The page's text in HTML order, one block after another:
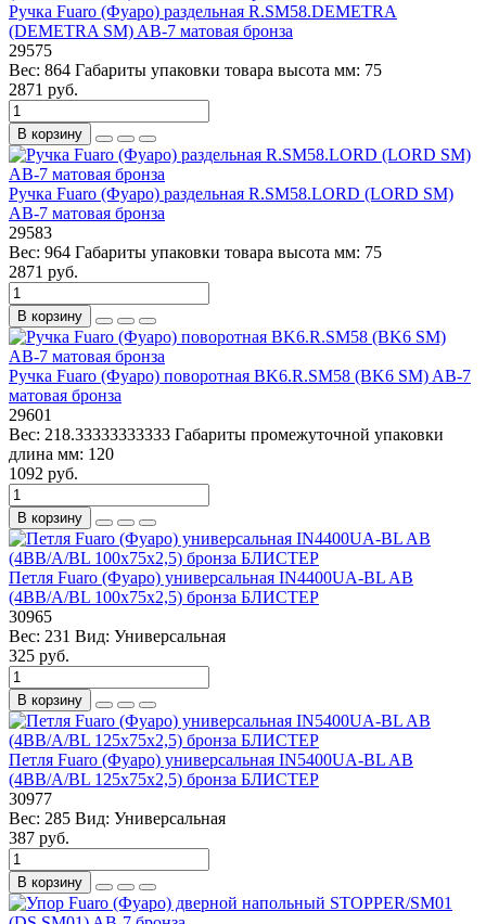
Ручка Fuaro (Фуаро) раздельная R.SM58.DEMETRA
(DEMETRA SM) AB-7 матовая бронза
29575
Вес: 864 Габариты упаковки товара высота мм: 75
2871 руб.
В корзину
Ручка Fuaro (Фуаро) раздельная R.SM58.LORD (LORD SM)
AB-7 матовая бронза
29583
Вес: 964 Габариты упаковки товара высота мм: 75
2871 руб.
В корзину
Ручка Fuaro (Фуаро) поворотная BK6.R.SM58 (BK6 SM) AB-7
матовая бронза
29601
Вес: 218.33333333333 Габариты промежуточной упаковки
длина мм: 120
1092 руб.
В корзину
Петля Fuaro (Фуаро) универсальная IN4400UA-BL AB
(4BB/A/BL 100x75x2,5) бронза БЛИСТЕР
30965
Вес: 231 Вид: Универсальная
325 руб.
В корзину
Петля Fuaro (Фуаро) универсальная IN5400UA-BL AB
(4BB/A/BL 125x75x2,5) бронза БЛИСТЕР
30977
Вес: 285 Вид: Универсальная
387 руб.
В корзину